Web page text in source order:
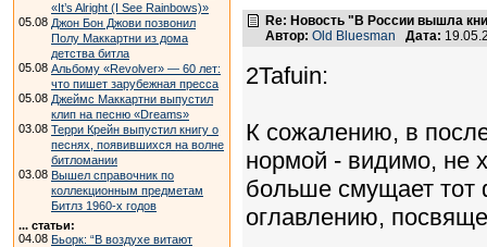
«It’s Alright (I See Rainbows)»
05.08 Джон Бон Джови позвонил
Полу Маккартни из дома
детства битла
05.08 Альбому «Revolver» — 60 лет:
что пишет зарубежная пресса
05.08 Джеймс Маккартни выпустил
клип на песню «Dreams»
03.08 Терри Крейн выпустил книгу о
песнях, появившихся на волне
битломании
03.08 Вышел справочник по
коллекционным предметам
Битлз 1960-х годов
... статьи:
04.08 Бьорк: “В воздухе витают
Re: Новость "В России вышла
Автор: Old Bluesman Дата:
2Tafuin:
К сожалению, в
нормой - видимо, не
больше смущает тот
оглавлению,